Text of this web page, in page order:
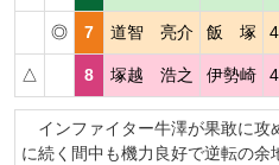
◎ 7 道智 亮介 飯 塚
△ 8 塚越 浩之 伊勢崎
インファイター牛澤が果敢に攻
に続く間中も機力良好で逆転の